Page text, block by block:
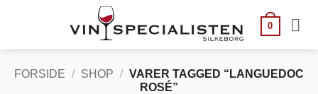
0
FORSIDE / SHOP / VARER TAGGED “LANGUEDOC
ROSÉ”